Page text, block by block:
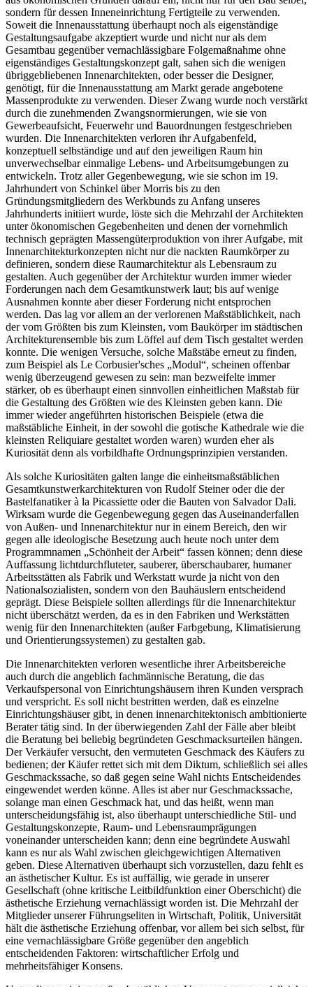
sondern für dessen Inneneinrichtung Fertigteile zu verwenden.
Soweit die Innenausstattung überhaupt noch als eigenständige
Gestaltungsaufgabe akzeptiert wurde und nicht nur als dem
Gesamtbau gegenüber vernachlässigbare Folgemaßnahme ohne
eigenständiges Gestaltungskonzept galt, sahen sich die wenigen
übriggebliebenen Innenarchitekten, oder besser die Designer,
genötigt, für die Innenausstattung am Markt gerade angebotene
Massenprodukte zu verwenden. Dieser Zwang wurde noch verstärkt
durch die zunehmenden Zwangsnormierungen, wie sie von
Gewerbeaufsicht, Feuerwehr und Bauordnungen festgeschrieben
wurden. Die Innenarchitekten verloren ihr Aufgabenfeld,
konzeptuell selbständige und auf den jeweiligen Raum hin
unverwechselbar einmalige Lebens- und Arbeitsumgebungen zu
entwickeln. Trotz aller Gegenbewegung, wie sie schon im 19.
Jahrhundert von Schinkel über Morris bis zu den
Gründungsmitgliedern des Werkbunds zu Anfang unseres
Jahrhunderts initiiert wurde, löste sich die Mehrzahl der Architekten
unter ökonomischen Gegebenheiten und denen der vornehmlich
technisch geprägten Massengüterproduktion von ihrer Aufgabe, mit
Innenarchitekturkonzepten nicht nur die nackten Raumkörper zu
definieren, sondern diese Raumarchitektur als Lebensraum zu
gestalten. Auch gegenüber der Architektur wurden immer wieder
Forderungen nach dem Gesamtkunstwerk laut; bis auf wenige
Ausnahmen konnte aber dieser Forderung nicht entsprochen
werden. Das lag vor allem an der verlorenen Maßstäblichkeit, nach
der vom Größten bis zum Kleinsten, vom Baukörper im städtischen
Architekturensemble bis zum Löffel auf dem Tisch gestaltet werden
konnte. Die wenigen Versuche, solche Maßstäbe erneut zu finden,
zum Beispiel als Le Corbusier'sches „Modul“, scheinen offenbar
wenig überzeugend gewesen zu sein: man bezweifelte immer
stärker, ob es überhaupt einen sinnvollen einheitlichen Maßstab für
die Gestaltung des Größten wie des Kleinsten geben kann. Die
immer wieder angeführten historischen Beispiele (etwa die
maßstäbliche Einheit, in der sowohl die gotische Kathedrale wie die
kleinsten Reliquiare gestaltet worden waren) wurden eher als
Kuriosität denn als vorbildhafte Ordnungsprinzipien verstanden.
Als solche Kuriositäten galten lange die einheitsmaßstäblichen
Gesamtkunstwerkarchitekturen von Rudolf Steiner oder die der
Bastelfanatiker à la Picassiette oder die Bauten von Salvador Dali.
Wirksam wurde die Gegenbewegung gegen das Auseinanderfallen
von Außen- und Innenarchitektur nur in einem Bereich, den wir
gegen alle ideologische Besetzung auch heute noch unter dem
Programmnamen „Schönheit der Arbeit“ fassen können; denn diese
Auffassung lichtdurchfluteter, sauberer, überschaubarer, humaner
Arbeitsstätten als Fabrik und Werkstatt wurde ja nicht von den
Nationalsozialisten, sondern von den Bauhäuslern entscheidend
geprägt. Diese Beispiele sollten allerdings für die Innenarchitektur
nicht überschätzt werden, da es in den Fabriken und Werkstätten
wenig für den Innenarchitekten (außer Farbgebung, Klimatisierung
und Orientierungssystemen) zu gestalten gab.
Die Innenarchitekten verloren wesentliche ihrer Arbeitsbereiche
auch durch die angeblich fachmännische Beratung, die das
Verkaufspersonal von Einrichtungshäusern ihren Kunden versprach
und verspricht. Es soll nicht bestritten werden, daß es einzelne
Einrichtungshäuser gibt, in denen innenarchitektonisch ambitionierte
Berater tätig sind. In der überwiegenden Zahl der Fälle aber bleibt
die Beratung bei beliebig begründeten Geschmacksurteilen hängen.
Der Verkäufer versucht, den vermuteten Geschmack des Käufers zu
bedienen; der Käufer rettet sich mit dem Diktum, schließlich sei alles
Geschmackssache, so daß gegen seine Wahl nichts Entscheidendes
eingewendet werden könne. Alles ist aber nur Geschmackssache,
solange man einen Geschmack hat, und das heißt, wenn man
unterscheidungsfähig ist, also überhaupt unterschiedliche Stil- und
Gestaltungskonzepte, Raum- und Lebensraumprägungen
voneinander unterscheiden kann; denn eine begründete Auswahl
kann es nur als Wahl zwischen gleichgewichtigen Alternativen
geben. Diese Alternativen überhaupt sich vorzustellen, dazu fehlt es
an ästhetischer Kultur. Es ist auffällig, wie gerade in unserer
Gesellschaft (ohne kritische Leitbildfunktion einer Oberschicht) die
ästhetische Erziehung vernachlässigt worden ist. Die Mehrzahl der
Mitglieder unserer Führungseliten in Wirtschaft, Politik, Universität
hält die ästhetische Erziehung offenbar, vor allem bei sich selbst, für
eine vernachlässigbare Größe gegenüber den angeblich
entscheidenden Faktoren: wirtschaftlicher Erfolg und
mehrheitsfähiger Konsens.